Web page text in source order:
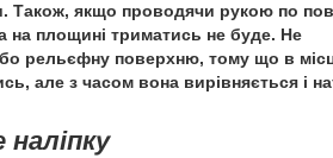
Також, якщо проводячи рукою по
на площині триматись не буде. Не
рельєфну поверхню, тому що в
але з часом вона вирівняється і